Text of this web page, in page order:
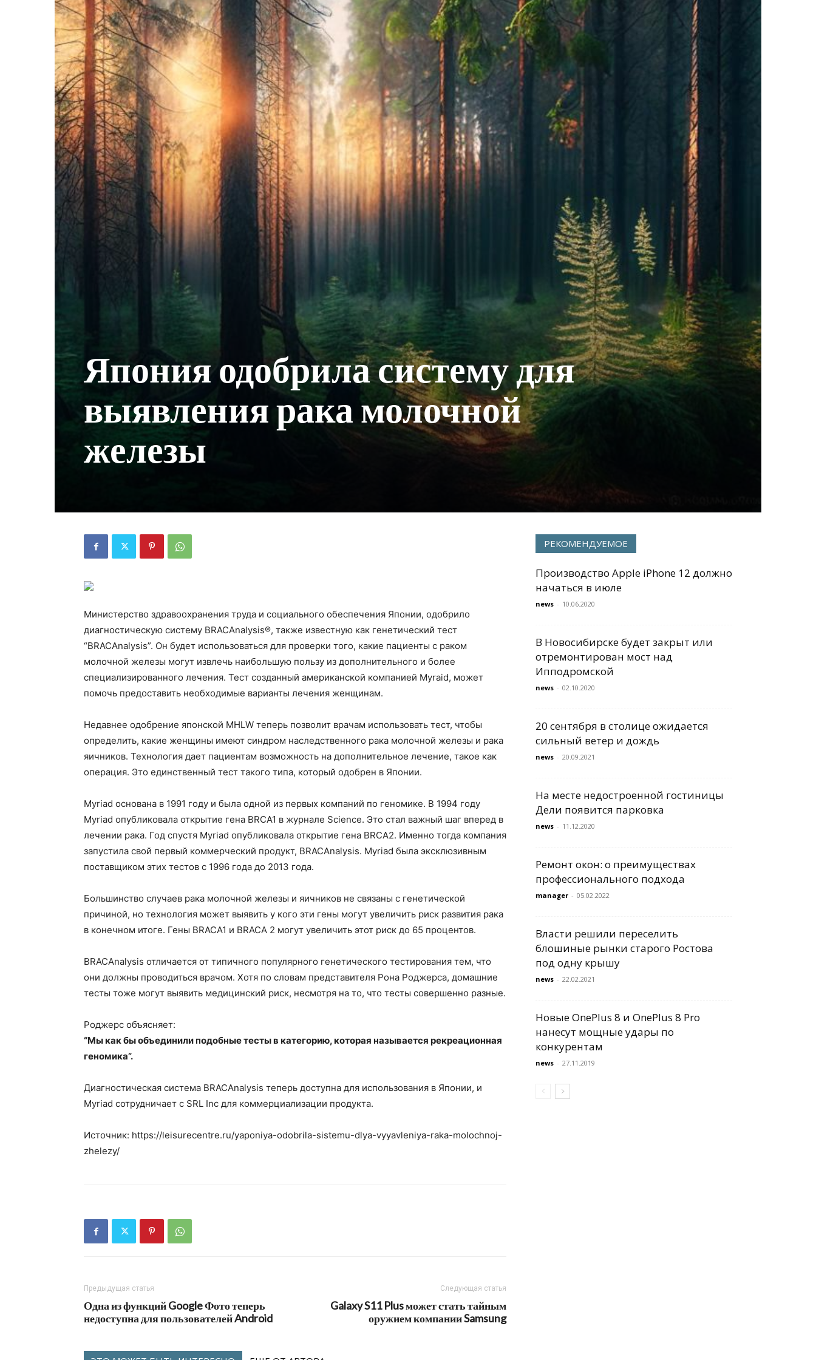
Япония одобрила систему для
выявления рака молочной
железы
Министерство здравоохранения труда и социального обеспечения Японии, одобрило
диагностическую систему BRACAnalysis®, также известную как генетический тест
“BRACAnalysis”. Он будет использоваться для проверки того, какие пациенты с раком
молочной железы могут извлечь наибольшую пользу из дополнительного и более
специализированного лечения. Тест созданный американской компанией Myraid, может
помочь предоставить необходимые варианты лечения женщинам.
Недавнее одобрение японской MHLW теперь позволит врачам использовать тест, чтобы
определить, какие женщины имеют синдром наследственного рака молочной железы и рака
яичников. Технология дает пациентам возможность на дополнительное лечение, такое как
операция. Это единственный тест такого типа, который одобрен в Японии.
Myriad основана в 1991 году и была одной из первых компаний по геномике. В 1994 году
Myriad опубликовала открытие гена BRCA1 в журнале Science. Это стал важный шаг вперед в
лечении рака. Год спустя Myriad опубликовала открытие гена BRCA2. Именно тогда компания
запустила свой первый коммерческий продукт, BRACAnalysis. Myriad была эксклюзивным
поставщиком этих тестов с 1996 года до 2013 года.
Большинство случаев рака молочной железы и яичников не связаны с генетической
причиной, но технология может выявить у кого эти гены могут увеличить риск развития рака
в конечном итоге. Гены BRACA1 и BRACA 2 могут увеличить этот риск до 65 процентов.
BRACAnalysis отличается от типичного популярного генетического тестирования тем, что
они должны проводиться врачом. Хотя по словам представителя Рона Роджерса, домашние
тесты тоже могут выявить медицинский риск, несмотря на то, что тесты совершенно разные.
Роджерс объясняет:
“Мы как бы объединили подобные тесты в категорию, которая называется рекреационная
геномика”.
Диагностическая система BRACAnalysis теперь доступна для использования в Японии, и
Myriad сотрудничает с SRL Inc для коммерциализации продукта.
Источник: https://leisurecentre.ru/yaponiya-odobrila-sistemu-dlya-vyyavleniya-raka-molochnoj-
zhelezy/
Предыдущая статья
Одна из функций Google Фото теперь
недоступна для пользователей Android
Следующая статья
Galaxy S11 Plus может стать тайным
оружием компании Samsung
РЕКОМЕНДУЕМОЕ
Производство Apple iPhone 12 должно
начаться в июле
news - 10.06.2020
В Новосибирске будет закрыт или
отремонтирован мост над
Ипподромской
news - 02.10.2020
20 сентября в столице ожидается
сильный ветер и дождь
news - 20.09.2021
На месте недостроенной гостиницы
Дели появится парковка
news - 11.12.2020
Ремонт окон: о преимуществах
профессионального подхода
manager - 05.02.2022
Власти решили переселить
блошиные рынки старого Ростова
под одну крышу
news - 22.02.2021
Новые OnePlus 8 и OnePlus 8 Pro
нанесут мощные удары по
конкурентам
news - 27.11.2019